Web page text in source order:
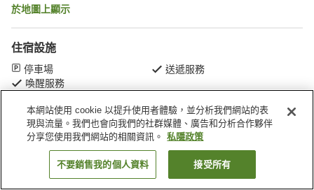
於地圖上顯示
住宿設施
停車場
送遞服務
喚醒服務
主頁 日本 沖繩縣 那霸 Business Hotel Sanwaso
找客房
本網站使用 cookie 以提升使用者體驗，並分析我們網站的表
現與流量。我們也會向我們的社群媒體、廣告和分析合作夥伴
分享您使用我們網站的相關資訊。
私隱政策
不要銷售我的個人資料 接受所有